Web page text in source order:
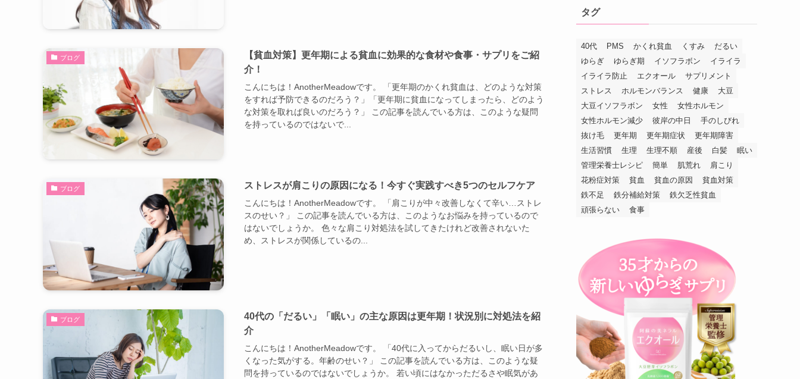
ブログ
【貧血対策】更年期による貧血に効果的な食材や食事・サプリをご紹
介！
こんにちは！AnotherMeadowです。 「更年期のかくれ貧血は、どのような対策
をすれば予防できるのだろう？」「更年期に貧血になってしまったら、どのよう
な対策を取れば良いのだろう？」 この記事を読んでいる方は、このような疑問
を持っているのではないで...
ブログ ストレスが肩こりの原因になる！今すぐ実践すべき5つのセルフケア
こんにちは！AnotherMeadowです。 「肩こりが中々改善しなくて辛い…ストレ
スのせい？」 この記事を読んでいる方は、このようなお悩みを持っているので
はないでしょうか。 色々な肩こり対処法を試してきたけれど改善されないた
め、ストレスが関係しているの...
ブログ
40代の「だるい」「眠い」の主な原因は更年期！状況別に対処法を紹
介
こんにちは！AnotherMeadowです。 「40代に入ってからだるいし、眠い日が多
くなった気がする。年齢のせい？」 この記事を読んでいる方は、このような疑
問を持っているのではないでしょうか。 若い頃にはなかっただるさや眠気があ
タグ
40代 PMS かくれ貧血 くすみ
だるい
ゆらぎ
ゆらぎ期 イソフラボン
イライラ
イライラ防止
エクオール
サプリメント
ストレス
ホルモンバランス 健康
大豆
大豆イソフラボン
女性
女性ホルモン
女性ホルモン減少
彼岸の中日
手のしびれ
抜け毛
更年期 更年期症状
更年期障害
生活習慣
生理 生理不順 産後 白髪
眠い
管理栄養士レシピ
簡単 肌荒れ
肩こり
花粉症対策
貧血 貧血の原因
貧血対策
鉄不足
鉄分補給対策
鉄欠乏性貧血
頑張らない
食事